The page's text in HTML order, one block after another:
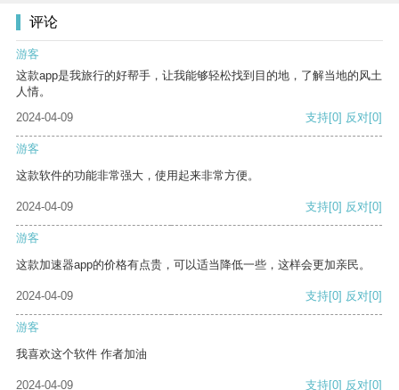
评论
游客
这款app是我旅行的好帮手，让我能够轻松找到目的地，了解当地的风土
人情。
2024-04-09
支持[0] 反对[0]
游客
这款软件的功能非常强大，使用起来非常方便。
2024-04-09 支持[0] 反对[0]
游客
这款加速器app的价格有点贵，可以适当降低一些，这样会更加亲民。
2024-04-09 支持[0] 反对[0]
游客
我喜欢这个软件 作者加油
2024-04-09 支持[0] 反对[0]